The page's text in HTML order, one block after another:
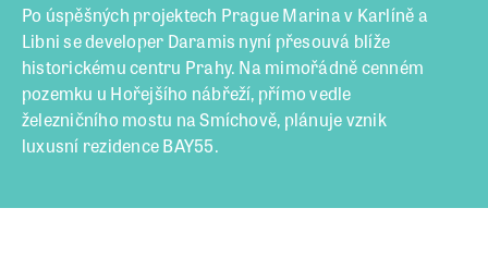
Po úspěšných projektech Prague Marina v Karlíně a
Libni se developer Daramis nyní přesouvá blíže
historickému centru Prahy. Na mimořádně cenném
pozemku u Hořejšího nábřeží, přímo vedle
železničního mostu na Smíchově, plánuje vznik
luxusní rezidence BAY55.